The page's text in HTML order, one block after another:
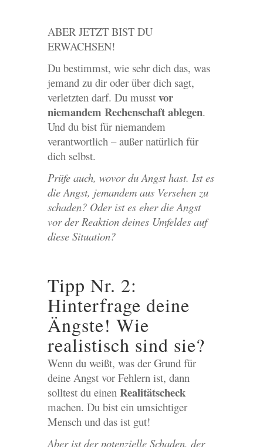
ABER JETZT BIST DU
ERWACHSEN!
Du bestimmst, wie sehr dich das, was
jemand zu dir oder über dich sagt,
verletzten darf. Du musst vor
niemandem Rechenschaft ablegen.
Und du bist für niemandem
verantwortlich – außer natürlich für
dich selbst.
Prüfe auch, wovor du Angst hast. Ist es
die Angst, jemandem aus Versehen zu
schaden? Oder ist es eher die Angst
vor der Reaktion deines Umfeldes auf
diese Situation?
Tipp Nr. 2:
Hinterfrage deine
Ängste! Wie
realistisch sind sie?
Wenn du weißt, was der Grund für
deine Angst vor Fehlern ist, dann
solltest du einen Realitätscheck
machen. Du bist ein umsichtiger
Mensch und das ist gut!
Aber ist der potenzielle Schaden, der